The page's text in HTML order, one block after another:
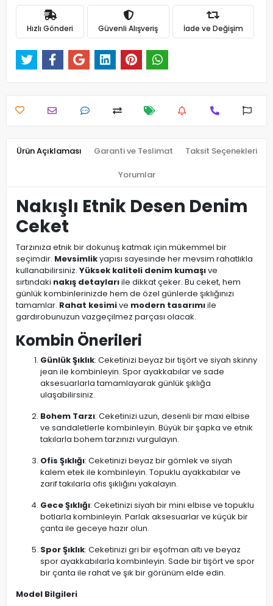
Hızlı Gönderi Güvenli Alışveriş İade ve Değişim
Ürün Açıklaması Garanti ve Teslimat Taksit Seçenekleri
Yorumlar
Nakışlı Etnik Desen Denim
Ceket
Tarzınıza etnik bir dokunuş katmak için mükemmel bir
seçimdir. Mevsimlikyapısı sayesinde her mevsim rahatlıkla
kullanabilirsiniz. Yüksek kaliteli denim kumaşıve
sırtındaki nakış detaylarıile dikkat çeker. Bu ceket, hem
günlük kombinlerinizde hem de özel günlerde şıklığınızı
tamamlar. Rahat kesimive modern tasarımıile
gardırobunuzun vazgeçilmez parçası olacak.
Kombin Önerileri
Günlük Şıklık: Ceketinizi beyaz bir tişört ve siyah skinny
jean ile kombinleyin. Spor ayakkabılar ve sade
aksesuarlarla tamamlayarak günlük şıklığa
ulaşabilirsiniz.
Bohem Tarzı: Ceketinizi uzun, desenli bir maxi elbise
ve sandaletlerle kombinleyin. Büyük bir şapka ve etnik
takılarla bohem tarzınızı vurgulayın.
Ofis Şıklığı: Ceketinizi beyaz bir gömlek ve siyah
kalem etek ile kombinleyin. Topuklu ayakkabılar ve
zarif takılarla ofis şıklığını yakalayın.
Gece Şıklığı: Ceketinizi siyah bir mini elbise ve topuklu
botlarla kombinleyin. Parlak aksesuarlar ve küçük bir
çanta ile geceye hazır olun.
Spor Şıklık: Ceketinizi gri bir eşofman altı ve beyaz
spor ayakkabılarla kombinleyin. Sade bir tişört ve spor
bir çanta ile rahat ve şık bir görünüm elde edin.
Model Bilgileri